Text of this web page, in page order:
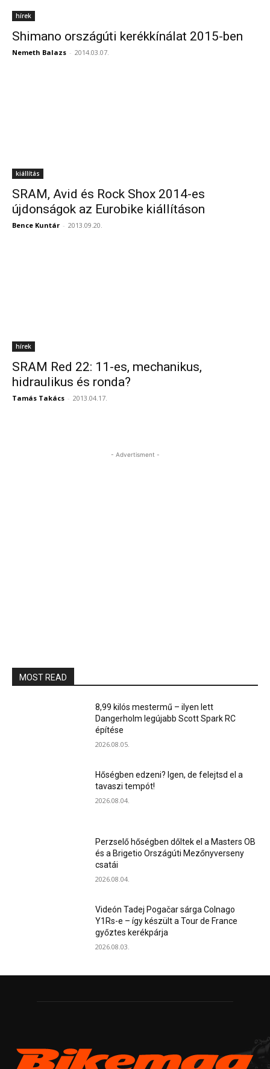
hírek
Shimano országúti kerékkínálat 2015-ben
Nemeth Balazs - 2014.03.07.
kiállítás
SRAM, Avid és Rock Shox 2014-es
újdonságok az Eurobike kiállításon
Bence Kuntár - 2013.09.20.
hírek
SRAM Red 22: 11-es, mechanikus,
hidraulikus és ronda?
Tamás Takács - 2013.04.17.
- Advertisment -
MOST READ
8,99 kilós mestermű – ilyen lett
Dangerholm legújabb Scott Spark RC
építése
2026.08.05.
Hőségben edzeni? Igen, de felejtsd el a
tavaszi tempót!
2026.08.04.
Perzselő hőségben dőltek el a Masters OB
és a Brigetio Országúti Mezőnyverseny
csatái
2026.08.04.
Videón Tadej Pogačar sárga Colnago
Y1Rs-e – így készült a Tour de France
győztes kerékpárja
2026.08.03.